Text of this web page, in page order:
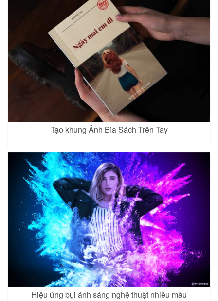
Tạo khung Ảnh Bìa Sách Trên Tay
Hiệu ứng bụi ánh sáng nghệ thuật nhiều màu